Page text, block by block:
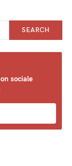
SEARCH
sociale